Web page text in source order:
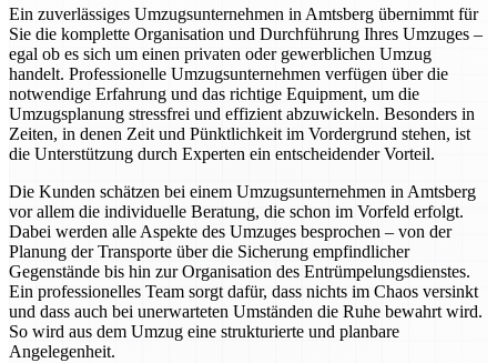
Ein zuverlässiges Umzugsunternehmen in Amtsberg übernimmt für
Sie die komplette Organisation und Durchführung Ihres Umzuges –
egal ob es sich um einen privaten oder gewerblichen Umzug
handelt. Professionelle Umzugsunternehmen verfügen über die
notwendige Erfahrung und das richtige Equipment, um die
Umzugsplanung stressfrei und effizient abzuwickeln. Besonders in
Zeiten, in denen Zeit und Pünktlichkeit im Vordergrund stehen, ist
die Unterstützung durch Experten ein entscheidender Vorteil.
Die Kunden schätzen bei einem Umzugsunternehmen in Amtsberg
vor allem die individuelle Beratung, die schon im Vorfeld erfolgt.
Dabei werden alle Aspekte des Umzuges besprochen – von der
Planung der Transporte über die Sicherung empfindlicher
Gegenstände bis hin zur Organisation des Entrümpelungsdienstes.
Ein professionelles Team sorgt dafür, dass nichts im Chaos versinkt
und dass auch bei unerwarteten Umständen die Ruhe bewahrt wird.
So wird aus dem Umzug eine strukturierte und planbare
Angelegenheit.